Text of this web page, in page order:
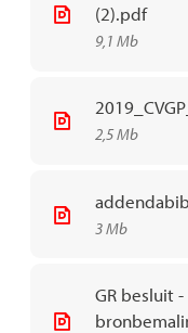
(2).pdf
9,1 Mb
2,5 Mb
3 Mb
GR besluit